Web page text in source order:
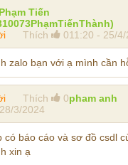
Tiến
Thích 011:20 - 25/4/
zalo bạn với ạ mình cần
pham anh
Thích
0
3/2024
có báo cáo và sơ đồ csdl
xin ạ